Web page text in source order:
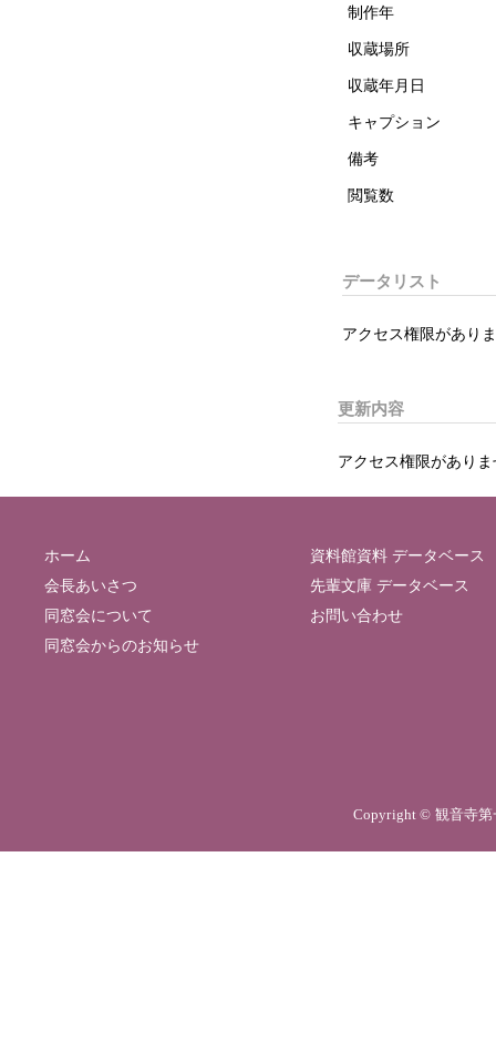
制作年
収蔵場所
収蔵年月日
キャプション
備考
閲覧数
データリスト
アクセス権限があり
更新内容
アクセス権限があり
ホーム
会長あいさつ
同窓会について
同窓会からのお知らせ
資料館資料 データベース
先輩文庫 データベース
お問い合わせ
Copyright © 観音寺第